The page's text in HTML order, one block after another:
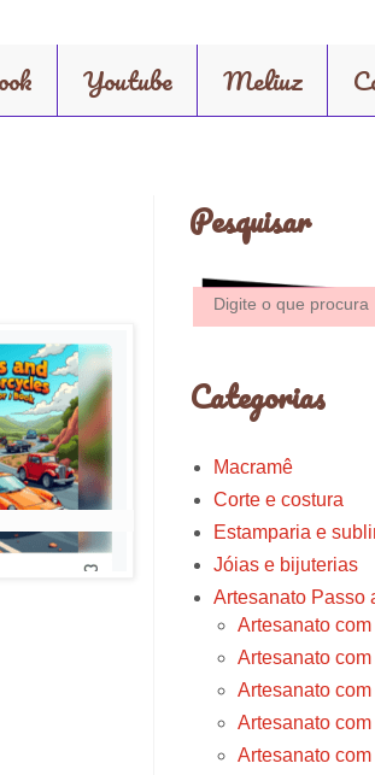
Youtube Meliuz
Pesquisar
Categorias
Macramê
Corte e costura
Estamparia e
Jóias e bijuterias
Artesanato Passo
Artesanato
Artesanato
Artesanato com
Artesanato
Artesanato com